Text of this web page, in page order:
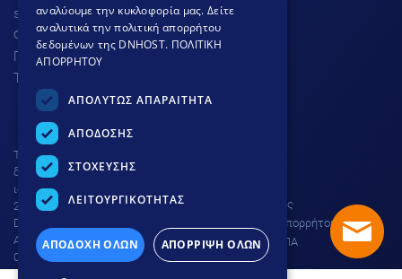
support
dnhost.gr
Φόρμα επικοινωνίας
Γνωσιακή βάση
Τρόποι Πληρωμής
Το site προστατεύεται από
δικαιώματα πνευματικής
ιδιοκτησίας © DNHOST 2000 -
2026
DNHOST IKE | ΕΥΜΟΛΠΙΔΩΝ 23
ΑΘΗΝΑ 11854 | AP. Γ.Ε.ΜΗ.
004602701000 |
Όροι χρήσης
Πολιτική απορρήτου
Ρύθμιση ΦΠΑ
αναλύουμε την κυκλοφορία μας. Δείτε
αναλυτικά την πολιτική απορρήτου
δεδομένων της DNHOST. ΠΟΛΙΤΙΚΗ
ΑΠΟΡΡΗΤΟΥ
ΑΠΟΛΥΤΩΣ ΑΠΑΡΑΙΤΗΤΑ
ΑΠΟΔΟΣΗΣ
ΣΤΟΧΕΥΣΗΣ
ΛΕΙΤΟΥΡΓΙΚΟΤΗΤΑΣ
ΑΠΟΔΟΧΗ ΟΛΩΝ ΑΠΟΡΡΙΨΗ ΟΛΩΝ